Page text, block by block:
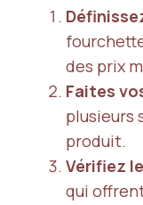
des prix
Faites
plusieurs
produit.
Vérifiez
qui